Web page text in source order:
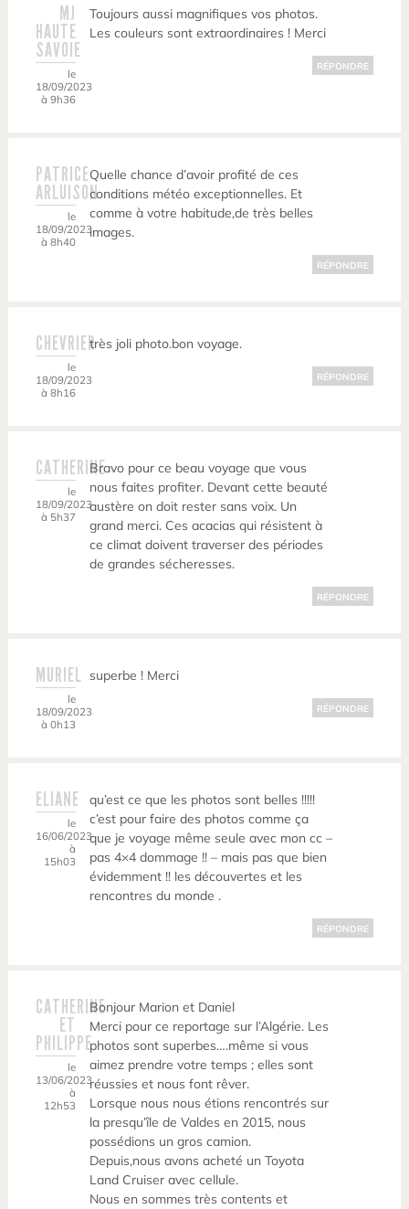
MJ
HAUTE
SAVOIE
le
18/09/2023
à 9h36
Toujours aussi magnifiques vos photos.
Les couleurs sont extraordinaires ! Merci
RÉPONDRE
PATRICE
ARLUISON
le
18/09/2023
à 8h40
Quelle chance d’avoir profité de ces
conditions météo exceptionnelles. Et
comme à votre habitude,de très belles
images.
RÉPONDRE
CHEVRIER
le
18/09/2023
à 8h16
très joli photo.bon voyage.
RÉPONDRE
CATHERINE
le
18/09/2023
à 5h37
Bravo pour ce beau voyage que vous
nous faites profiter. Devant cette beauté
austère on doit rester sans voix. Un
grand merci. Ces acacias qui résistent à
ce climat doivent traverser des périodes
de grandes sécheresses.
RÉPONDRE
MURIEL
le
18/09/2023
à 0h13
superbe ! Merci
RÉPONDRE
ELIANE
le
16/06/2023
à
15h03
qu’est ce que les photos sont belles !!!!!
c’est pour faire des photos comme ça
que je voyage même seule avec mon cc –
pas 4×4 dommage !! – mais pas que bien
évidemment !! les découvertes et les
rencontres du monde .
RÉPONDRE
CATHERINE
ET
PHILIPPE
le
13/06/2023
à
12h53
Bonjour Marion et Daniel
Merci pour ce reportage sur l’Algérie. Les
photos sont superbes….même si vous
aimez prendre votre temps ; elles sont
réussies et nous font rêver.
Lorsque nous nous étions rencontrés sur
la presqu’île de Valdes en 2015, nous
possédions un gros camion.
Depuis,nous avons acheté un Toyota
Land Cruiser avec cellule.
Nous en sommes très contents et